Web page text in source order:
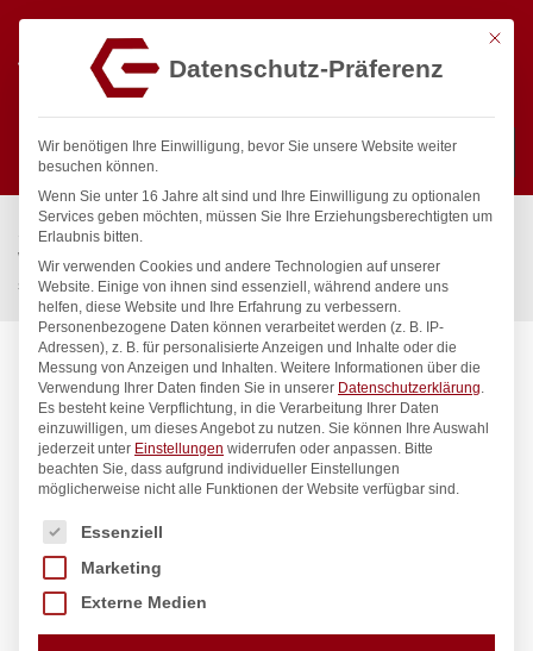
Suchen
Start / Gastronomiebedarf & Gastro Geräte für Profis
Wassertechnik
Wellnes
spa Kneipp’sche Garnitur 1/2″ Ø 20mm 3/4″ ÜM
Mit
Datenschutz-Präferenz
Wir benötigen Ihre Einwilligung, bevor Sie unsere Website weiter
besuchen können.
Wenn Sie unter 16 Jahre alt sind und Ihre Einwilligung zu optionalen
Services geben möchten, müssen Sie Ihre Erziehungsberechtigten um
Erlaubnis bitten.
Wir verwenden Cookies und andere Technologien auf unserer
Website. Einige von ihnen sind essenziell, während andere uns
helfen, diese Website und Ihre Erfahrung zu verbessern.
Personenbezogene Daten können verarbeitet werden (z. B. IP-
Adressen), z. B. für personalisierte Anzeigen und Inhalte oder die
Messung von Anzeigen und Inhalten. Weitere Informationen über die
Verwendung Ihrer Daten finden Sie in unserer Datenschutzerklärung.
Es besteht keine Verpflichtung, in die Verarbeitung Ihrer Daten
einzuwilligen, um dieses Angebot zu nutzen. Sie können Ihre Auswahl
jederzeit unter Einstellungen widerrufen oder anpassen. Bitte
beachten Sie, dass aufgrund individueller Einstellungen
möglicherweise nicht alle Funktionen der Website verfügbar sind.
Es folgt eine Liste der Service-Gruppen, für die eine
Essenziell
Marketing
Externe Medien